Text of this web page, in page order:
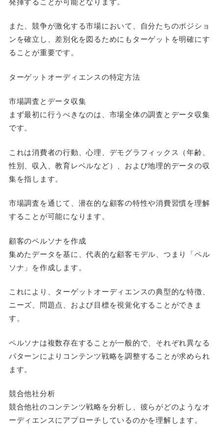
また、競争が激化する市場において、自分たちのポジショ
ンを確立し、差別化を図るためにもターゲットを明確にす
ることが重要です。
ターゲットオーディエンスの特定方法
市場調査とデータ収集
まず最初に行うべきなのは、市場全体の調査とデータ収集
です。
これは消費者の行動、心理、デモグラフィックス（年齢、
性別、収入、教育レベルなど）、および地理的データの収
集を指します。
市場調査を通じて、潜在的な顧客の特性や消費習慣を理解
することが可能になります。
顧客のペルソナを作成
集めたデータを基に、代表的な顧客モデル、つまり「ペル
ソナ」を作成します。
これにより、ターゲットオーディエンスの典型的な特徴、
ニーズ、問題点、および目標を視覚化することができま
す。
ペルソナは複数存在することが一般的で、それぞれ異なる
パターンによりコンテンツ戦略を調整することが求められ
ます。
競合他社分析
競合他社のコンテンツ戦略を分析し、彼らがどのようなオ
ーディエンスにアプローチしているのかを理解します。